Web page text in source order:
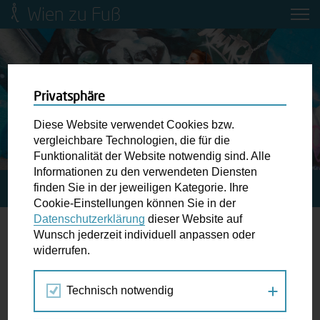
Wien zu Fuß
Mobilitätsbildung für Kinder und
Jugendliche
Ringstraße-Neugestaltung
Wiener Fußwegekarte
Newsletter abonnieren
Wunschbox
der Ampel ...
STARTSEITE BLOG
International
Privatsphäre
Diese Website verwendet Cookies bzw.
vergleichbare Technologien, die für die
Funktionalität der Website notwendig sind. Alle
Informationen zu den verwendeten Diensten
finden Sie in der jeweiligen Kategorie. Ihre
Cookie-Einstellungen können Sie in der
Datenschutzerklärung dieser Website auf
Wunsch jederzeit individuell anpassen oder
widerrufen.
Technisch notwendig